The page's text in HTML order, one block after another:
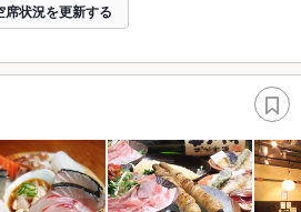
席状況を更新する